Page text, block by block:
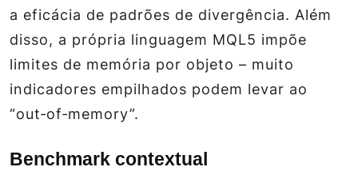
a eficácia de padrões de divergência. Além
disso, a própria linguagem MQL5 impõe
limites de memória por objeto – muito
indicadores empilhados podem levar ao
“out‑of‑memory”.
Benchmark contextual